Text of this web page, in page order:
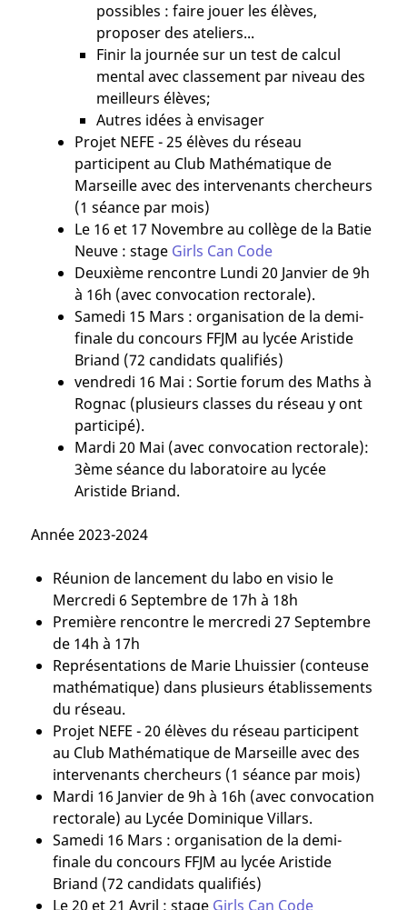
possibles : faire jouer les élèves,
proposer des ateliers...
Finir la journée sur un test de calcul
mental avec classement par niveau des
meilleurs élèves;
Autres idées à envisager
Projet NEFE - 25 élèves du réseau
participent au Club Mathématique de
Marseille avec des intervenants chercheurs
(1 séance par mois)
Le 16 et 17 Novembre au collège de la Batie
Neuve : stage Girls Can Code
Deuxième rencontre Lundi 20 Janvier de 9h
à 16h (avec convocation rectorale).
Samedi 15 Mars : organisation de la demi-
finale du concours FFJM au lycée Aristide
Briand (72 candidats qualifiés)
vendredi 16 Mai : Sortie forum des Maths à
Rognac (plusieurs classes du réseau y ont
participé).
Mardi 20 Mai (avec convocation rectorale):
3ème séance du laboratoire au lycée
Aristide Briand.
Année 2023-2024
Réunion de lancement du labo en visio le
Mercredi 6 Septembre de 17h à 18h
Première rencontre le mercredi 27 Septembre
de 14h à 17h
Représentations de Marie Lhuissier (conteuse
mathématique) dans plusieurs établissements
du réseau.
Projet NEFE - 20 élèves du réseau participent
au Club Mathématique de Marseille avec des
intervenants chercheurs (1 séance par mois)
Mardi 16 Janvier de 9h à 16h (avec convocation
rectorale) au Lycée Dominique Villars.
Samedi 16 Mars : organisation de la demi-
finale du concours FFJM au lycée Aristide
Briand (72 candidats qualifiés)
Le 20 et 21 Avril : stage Girls Can Code